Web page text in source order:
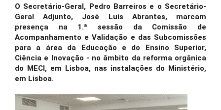
O Secretário-Geral, Pedro Barreiros e o Secretário-
Geral Adjunto, José Luís Abrantes, marcam
presença na 1.ª sessão da Comissão de
Acompanhamento e Validação e das Subcomissões
para a área da Educação e do Ensino Superior,
Ciência e Inovação - no âmbito da reforma orgânica
do MECI, em Lisboa, nas instalações do Ministério,
em Lisboa.